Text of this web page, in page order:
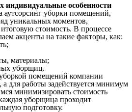
индивидуальные особенности
аутсорсинг уборки помещений,
уникальных моментов,
стоимость. В процессе
акценты на такие факторы, как:
материалы;
уборщиц.
помещений компании
а для работы задействуется минимум
минимизировать стоимость
уборщица проходит
подготовку.